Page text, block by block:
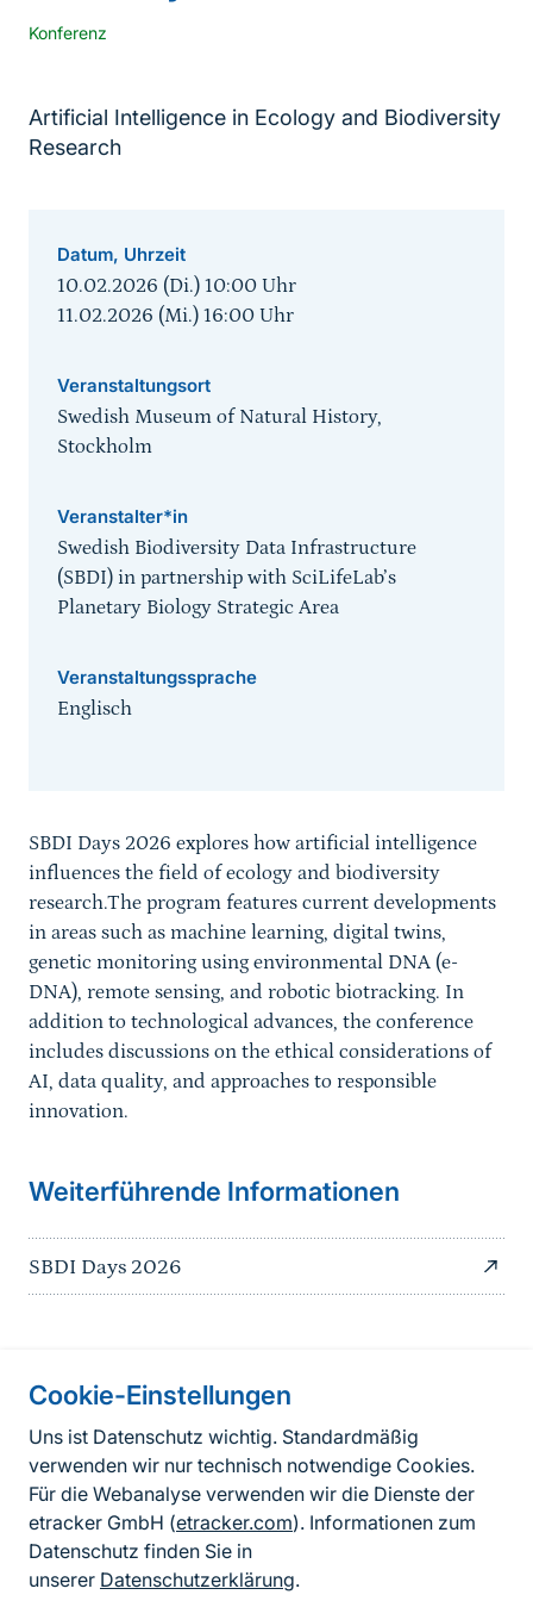
Cookie-Einstellungen
Uns ist Datenschutz wichtig. Standardmäßig
verwenden wir nur technisch notwendige Cookies.
Für die Webanalyse verwenden wir die Dienste der
etracker GmbH (etracker.com). Informationen zum
Datenschutz finden Sie in
unserer Datenschutzerklärung.
Konferenz
Artificial Intelligence in Ecology and Biodiversity
Research
Datum, Uhrzeit
10.02.2026 (Di.) 10:00 Uhr
11.02.2026 (Mi.) 16:00 Uhr
Veranstaltungsort
Swedish Museum of Natural History,
Stockholm
Veranstalter*in
Swedish Biodiversity Data Infrastructure
(SBDI) in partnership with SciLifeLab’s
Planetary Biology Strategic Area
Veranstaltungssprache
Englisch
SBDI Days 2026 explores how artificial intelligence
influences the field of ecology and biodiversity
research.The program features current developments
in areas such as machine learning, digital twins,
genetic monitoring using environmental DNA (e-
DNA), remote sensing, and robotic biotracking. In
addition to technological advances, the conference
includes discussions on the ethical considerations of
AI, data quality, and approaches to responsible
innovation.
Weiterführende Informationen
SBDI Days 2026
FußzeileKontakt
FAQ
Erklärung zur Barrierefreiheit
Datenschutzerklärung